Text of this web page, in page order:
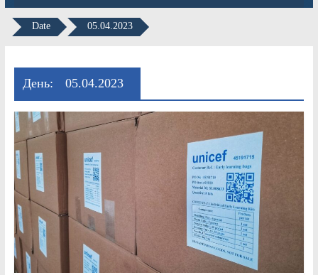
Date 05.04.2023
День: 05.04.2023